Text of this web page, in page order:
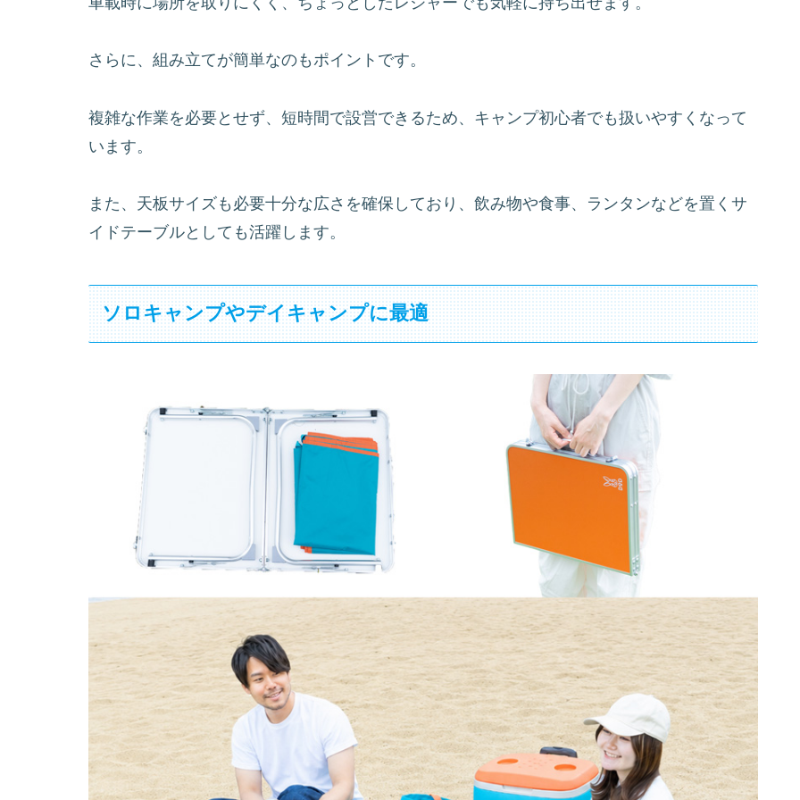
さらに、組み立てが簡単なのもポイントです。
複雑な作業を必要とせず、短時間で設営できるため、キャンプ初心者でも扱いやすくなって
います。
また、天板サイズも必要十分な広さを確保しており、飲み物や食事、ランタンなどを置くサ
イドテーブルとしても活躍します。
ソロキャンプやデイキャンプに最適